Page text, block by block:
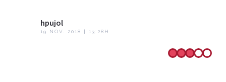
hpujol
19 NOV. 2018 | 13:28H